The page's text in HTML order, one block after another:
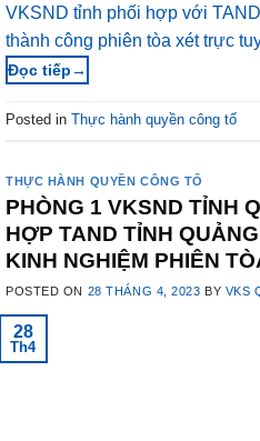
VKSND tỉnh phối hợp với
thành công phiên tòa xét trực
→
Posted in Thực hành quyền công tố
THỰC HÀNH QUYỀN CÔNG TỐ
PHÒNG 1 VKSND TỈNH
HỢP TAND TỈNH
KINH NGHIỆM PHIÊN
POSTED ON 28 THÁNG 4, 2023 BY VKS
28
Th4